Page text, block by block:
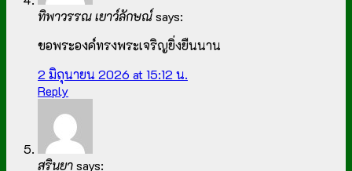
ทิพาวรรณ เยาว์ลักษณ์says:
ขอพระองค์ทรงพระเจริญยิ่งยืนนาน
2 มิถุนายน 2026 at 15:12 น.
Reply
สรินยาsays: